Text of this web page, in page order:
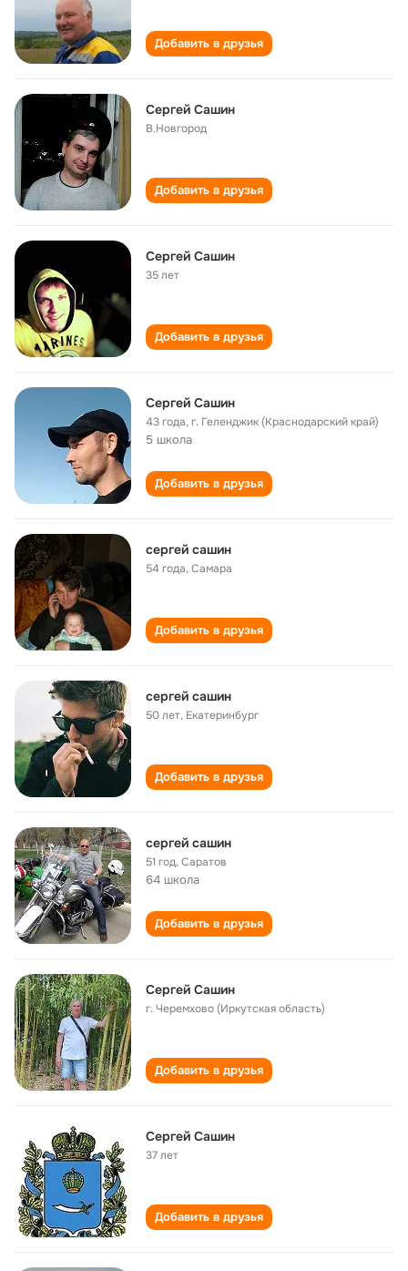
Добавить в друзья
Сергей Сашин
В.Новгород
Добавить в друзья
Сергей Сашин
35 лет
Добавить в друзья
Сергей Сашин
43 года,г. Геленджик (Краснодарский край)
5 школа
Добавить в друзья
сергей сашин
54 года,Самара
Добавить в друзья
сергей сашин
50 лет, Екатеринбург
Добавить в друзья
сергей сашин
51 год,Саратов
64 школа
Добавить в друзья
Сергей Сашин
г. Черемхово (Иркутская область)
Добавить в друзья
Сергей Сашин
37 лет
Добавить в друзья